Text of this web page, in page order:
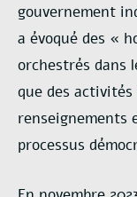
gouvernement
a évoqué des «
orchestrés dans
que des
renseignements
processus